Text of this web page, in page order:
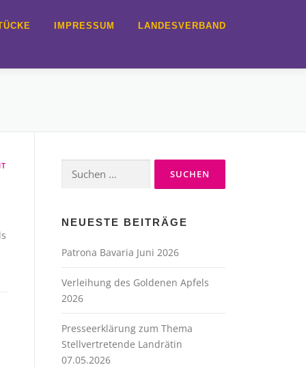
IMPRESSUM LANDESVERBAND
nach:
NEUESTE BEITRÄGE
Patrona Bavaria Juni 2026
Verleihung des Goldenen Apfels
2026
Presseerklärung zum Thema
Stellvertretende Landrätin
07.05.2026